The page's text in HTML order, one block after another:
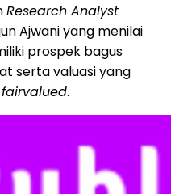
Research Analyst
Ajwani yang menilai
prospek bagus
serta valuasi yang
fairvalued.